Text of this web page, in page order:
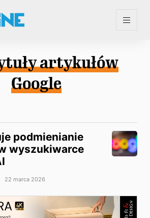
artykułów
Google
podmienianie
wyszukiwarce
22 marca 2026